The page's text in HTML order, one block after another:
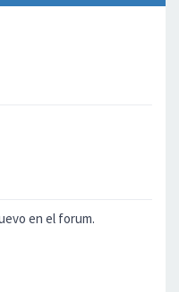
en el forum.